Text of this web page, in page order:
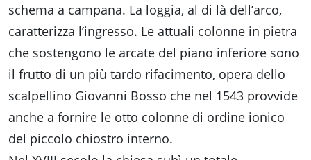
schema a campana. La loggia, al di là dell’arco,
caratterizza l’ingresso. Le attuali colonne in pietra
che sostengono le arcate del piano inferiore sono
il frutto di un più tardo rifacimento, opera dello
scalpellino Giovanni Bosso che nel 1543 provvide
anche a fornire le otto colonne di ordine ionico
del piccolo chiostro interno.